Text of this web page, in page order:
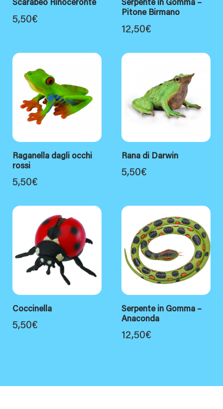
Scarabeo Rinoceronte
5,50€
Serpente in Gomma –
Pitone Birmano
12,50€
Raganella dagli occhi
rossi
5,50€
Rana di Darwin
5,50€
Coccinella
5,50€
Serpente in Gomma –
Anaconda
12,50€